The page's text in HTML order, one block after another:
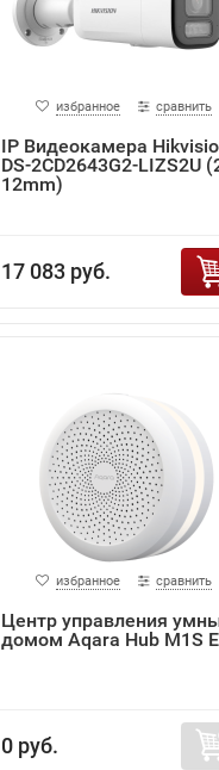
избранное сравнить
IP Видеокамера
DS-2CD2643G2-LIZS2U
12mm)
17 083 руб.
избранное сравнить
Центр управления
домом Aqara Hub M1S
0 руб.